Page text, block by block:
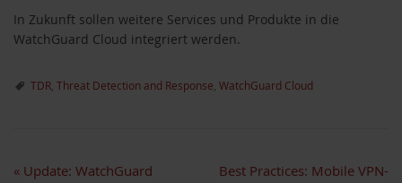
In Zukunft sollen weitere Services und Produkte in die
WatchGuard Cloud integriert werden.
TDR Threat Detection and Response WatchGuard Cloud
« Update: WatchGuard
Best Practices: Mobile VPN-